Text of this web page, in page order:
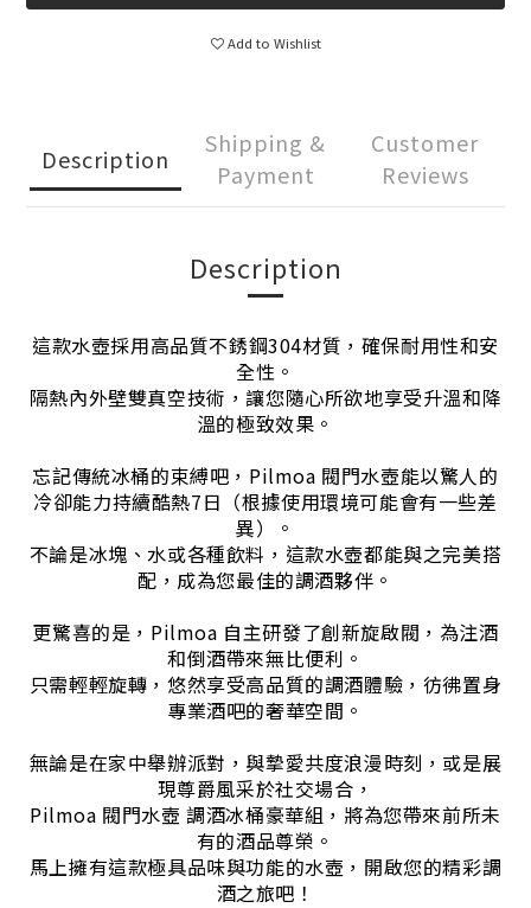
Add to Wishlist
Description
Shipping &
Payment
Customer
Reviews
Description
這款水壺採用高品質不銹鋼304材質，確保耐用性和安
全性。
隔熱內外壁雙真空技術，讓您隨心所欲地享受升溫和降
溫的極致效果。
忘記傳統冰桶的束縛吧，Pilmoa 閥門水壺能以驚人的
冷卻能力持續酷熱7日（根據使用環境可能會有一些差
異）。
不論是冰塊、水或各種飲料，這款水壺都能與之完美搭
配，成為您最佳的調酒夥伴。
更驚喜的是，Pilmoa 自主研發了創新旋啟閥，為注酒
和倒酒帶來無比便利。
只需輕輕旋轉，悠然享受高品質的調酒體驗，彷彿置身
專業酒吧的奢華空間。
無論是在家中舉辦派對，與摯愛共度浪漫時刻，或是展
現尊爵風采於社交場合，
Pilmoa 閥門水壺 調酒冰桶豪華組，將為您帶來前所未
有的酒品尊榮。
馬上擁有這款極具品味與功能的水壺，開啟您的精彩調
酒之旅吧！